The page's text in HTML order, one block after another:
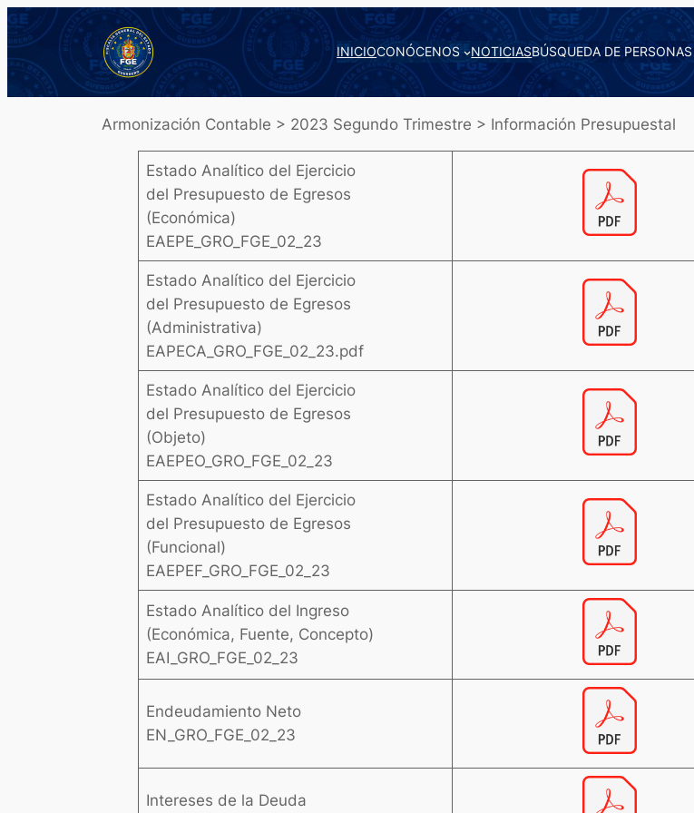
Saltar
al
contenido
INICIOCONÓCENOS NOTICIASBÚSQUEDA DE PERSONAS
Armonización Contable > 2023 Segundo Trimestre > Información Presupuestal
Estado Analítico del Ejercicio
del Presupuesto de Egresos
(Económica)
EAEPE_GRO_FGE_02_23
Estado Analítico del Ejercicio
del Presupuesto de Egresos
(Administrativa)
EAPECA_GRO_FGE_02_23.pdf
Estado Analítico del Ejercicio
del Presupuesto de Egresos
(Objeto)
EAEPEO_GRO_FGE_02_23
Estado Analítico del Ejercicio
del Presupuesto de Egresos
(Funcional)
EAEPEF_GRO_FGE_02_23
Estado Analítico del Ingreso
(Económica, Fuente, Concepto)
EAI_GRO_FGE_02_23
Endeudamiento Neto
EN_GRO_FGE_02_23
Intereses de la Deuda